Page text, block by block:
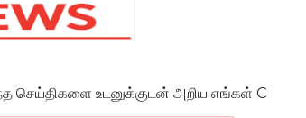
உடனுக்குடன் அறிய எங்கள் CELL NO: